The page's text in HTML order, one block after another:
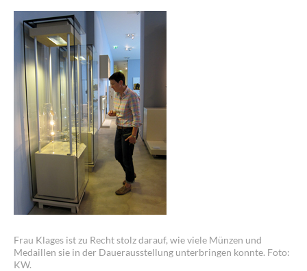
Frau Klages ist zu Recht stolz darauf, wie viele Münzen und
Medaillen sie in der Dauerausstellung unterbringen konnte. Foto:
KW.